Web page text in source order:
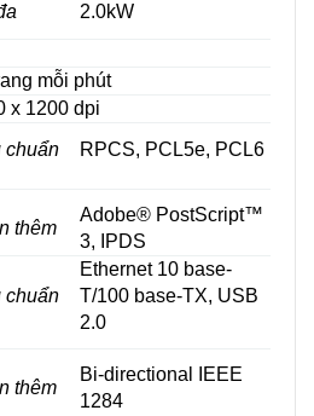
2.0kW
mỗi phút
x 1200 dpi
chuẩn RPCS, PCL5e, PCL6
thêm
Adobe® PostScript™
3, IPDS
chuẩn
Ethernet 10 base-
T/100 base-TX, USB
2.0
thêm
Bi-directional IEEE
1284